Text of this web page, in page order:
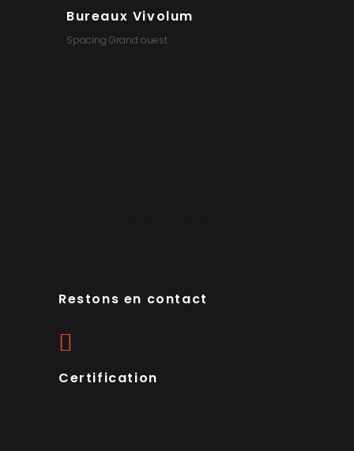
Bureaux Vivolum
Spacing Grand ouest
Restons en contact
Certification